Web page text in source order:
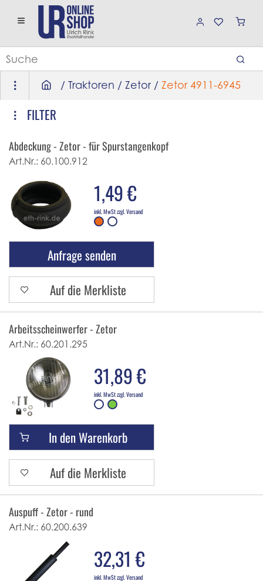
/ Traktoren / Zetor / Zetor 4911-6945
FILTER
Abdeckung - Zetor - für Spurstangenkopf
Art.Nr.: 60.100.912
1,49 €
inkl. MwSt zzgl. Versand
Anfrage senden
Auf die Merkliste
Arbeitsscheinwerfer - Zetor
Art.Nr.: 60.201.295
31,89 €
inkl. MwSt zzgl. Versand
In den Warenkorb
Auf die Merkliste
Auspuff - Zetor - rund
Art.Nr.: 60.200.639
32,31 €
inkl. MwSt zzgl. Versand